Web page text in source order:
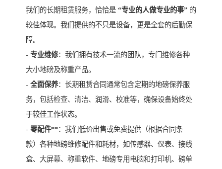
我们的长期租赁服务，恰恰是 “专业的人做专业的事” 的
较佳体现。我们提供的不只是设备，更是全套的后勤保
障。
- 专业维修：我们拥有技术一流的团队，专门维修各种
大小地磅及称重产品。
- 全面保养：长期租赁合同通常包含定期的地磅保养服
务，包括检查、清洁、润滑、校准等，确保设备始终处
于较佳工作状态。
- 零配件**：我们低价出售或免费提供（根据合同条
款）各种地磅维修配件和耗材，如传感器、仪表、接线
盒、大屏幕、称重软件、地磅专用电脑和打印机、磅单